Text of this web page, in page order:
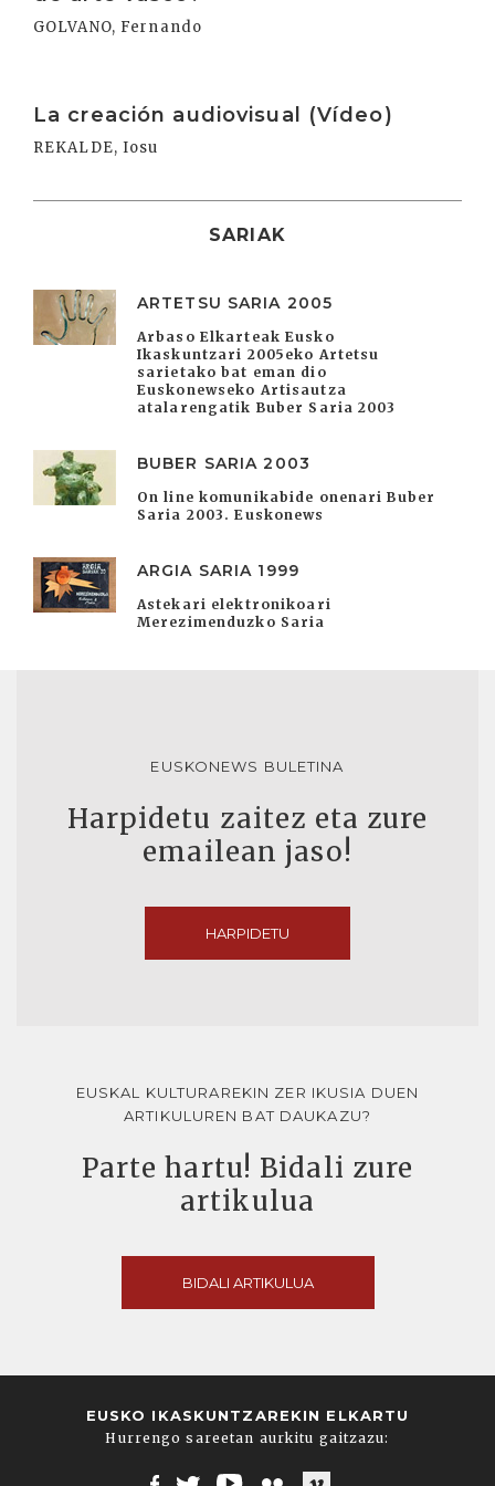
GOLVANO, Fernando
La creación audiovisual (Vídeo)
REKALDE, Iosu
SARIAK
ARTETSU SARIA 2005
Arbaso Elkarteak Eusko
Ikaskuntzari 2005eko Artetsu
sarietako bat eman dio
Euskonewseko Artisautza
atalarengatik Buber Saria 2003
BUBER SARIA 2003
On line komunikabide onenari Buber
Saria 2003. Euskonews
ARGIA SARIA 1999
Astekari elektronikoari
Merezimenduzko Saria
EUSKONEWS BULETINA
Harpidetu zaitez eta zure
emailean jaso!
HARPIDETU
EUSKAL KULTURAREKIN ZER IKUSIA DUEN
ARTIKULUREN BAT DAUKAZU?
Parte hartu! Bidali zure
artikulua
BIDALI ARTIKULUA
EUSKO IKASKUNTZAREKIN ELKARTU
Hurrengo sareetan aurkitu gaitzazu: